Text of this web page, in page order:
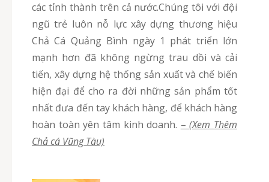
các tỉnh thành trên cả nước.Chúng tôi với đội
ngũ trẻ luôn nỗ lực xây dựng thương hiệu
Chả Cá Quảng Bình ngày 1 phát triển lớn
mạnh hơn đã không ngừng trau dồi và cải
tiến, xây dựng hệ thống sản xuất và chế biến
hiện đại để cho ra đời những sản phẩm tốt
nhất đưa đến tay khách hàng, để khách hàng
hoàn toàn yên tâm kinh doanh. –(Xem Thêm
Chả cá Vũng Tàu)